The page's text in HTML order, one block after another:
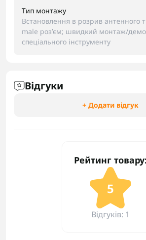
Тип монтажу
Встановлення в розрив антенного
male роз’єм; швидкий монтаж/
спеціального інструменту
Відгуки
+ Додати відгук
Рейтинг товару:
5
Відгуків: 1